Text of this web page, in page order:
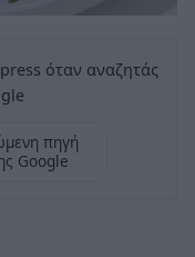
όταν αναζητάς
πηγή
Google